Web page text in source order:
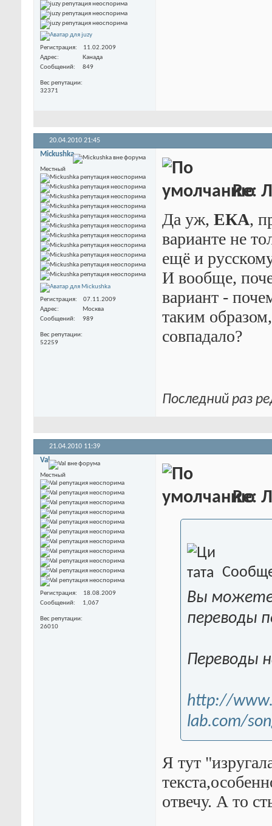
Регистрация
11.02.2009
Адрес
Канада
Сообщений
849
Вес репутации
32371
20.04.2010 21:45
Mickushka
Местный
Регистрация
07.11.2009
Адрес
Москва
Сообщений
989
Вес репутации
52259
Re:
Да уж, ЕКА,
варианте не
ещё и
И вообще,
вариант -
таким
совпадало?
Последний раз
21.04.2010 11:39
Val
Местный
Регистрация
18.08.2009
Сообщений
1,067
Вес репутации
26010
Re:
Вы можете
переводы
Переводы
http://
lab.com/
Я тут
отвечу. А то